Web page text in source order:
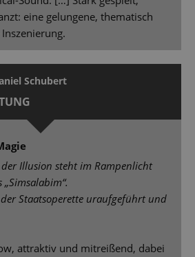
eine gelungene, thematisch
Schubert
Illusion steht im Rampenlicht
Staatsoperette uraufgeführt und
attraktiv und mitreißend, dabei